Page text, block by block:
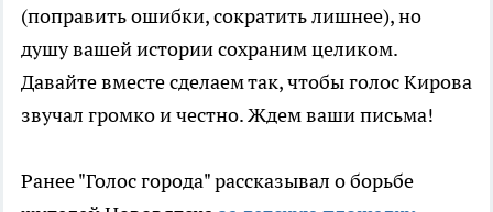
(поправить ошибки, сократить лишнее), но
душу вашей истории сохраним целиком.
Давайте вместе сделаем так, чтобы голос Кирова
звучал громко и честно. Ждем ваши письма!
Ранее "Голос города" рассказывал о борьбе